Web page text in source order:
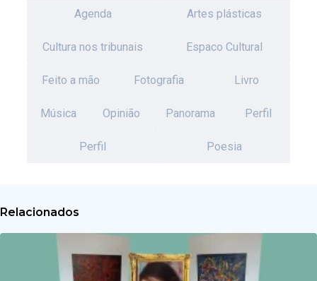
Agenda Artes plásticas
Cultura nos tribunais Espaco Cultural
Feito a mão Fotografia Livro
Música Opinião Panorama Perfil
Perfil Poesia
Relacionados